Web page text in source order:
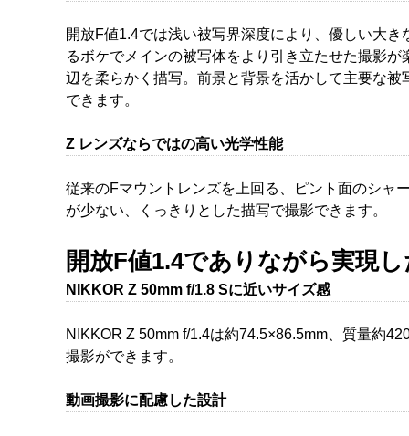
開放F値1.4では浅い被写界深度により、優しい大
るボケでメインの被写体をより引き立たせた撮影
辺を柔らかく描写。前景と背景を活かして主要な
できます。
Z レンズならではの高い光学性能
従来のFマウントレンズを上回る、ピント面のシャ
が少ない、くっきりとした描写で撮影できます。
開放F値1.4でありながら実現
NIKKOR Z 50mm f/1.8 Sに近いサイズ感
NIKKOR Z 50mm f/1.4は約74.5×86.5mm、質量約
撮影ができます。
動画撮影に配慮した設計